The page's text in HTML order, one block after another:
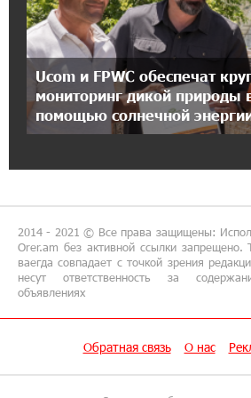
Карапетян
17:46:18 8-07-2026
Глава МИД Иордании:
соглашения между
Азербайджаном близко
17:24:27 8-07-2026
Idram - главный
конференции «На пути
воспитанию детей 2026»
16:39:41 8-07-2026
Ucom и FPWC обеспечат
мониторинг дикой природы
помощью солнечной
2014 - 2021 © Все права защищены:
Orer.am без активной ссылки запрещено.
ваегда совпадает с точкой зрения
несут ответственность за
объявлениях
Обратная связь О нас